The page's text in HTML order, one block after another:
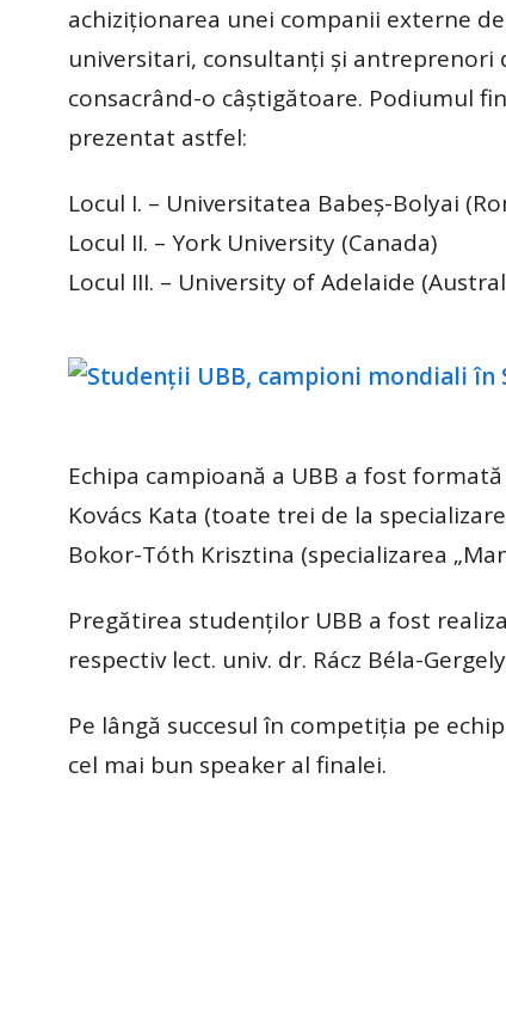
achiziționarea unei companii externe
universitari, consultanți și antreprenori
consacrând-o câștigătoare. Podiumul
prezentat astfel:
Locul I. – Universitatea Babeș-Bolyai
Locul II. – York University (Canada)
Locul III. – University of Adelaide
Echipa campioană a UBB a fost
Kovács Kata (toate trei de la
Bokor-Tóth Krisztina (specializarea
Pregătirea studenților UBB a fost
respectiv lect. univ. dr. Rácz Béla-
Pe lângă succesul în competiția pe
cel mai bun speaker al finalei.